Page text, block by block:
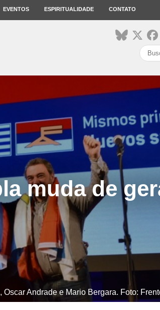
EVENTOS ESPIRITUALIDADE CONTATO
muda de
Andrade e Mario Bergara. Foto: